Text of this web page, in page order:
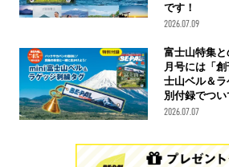
です！
2026.07.09
富士山特集
月号には「
士山ベル＆
別付録でつい
2026.07.07